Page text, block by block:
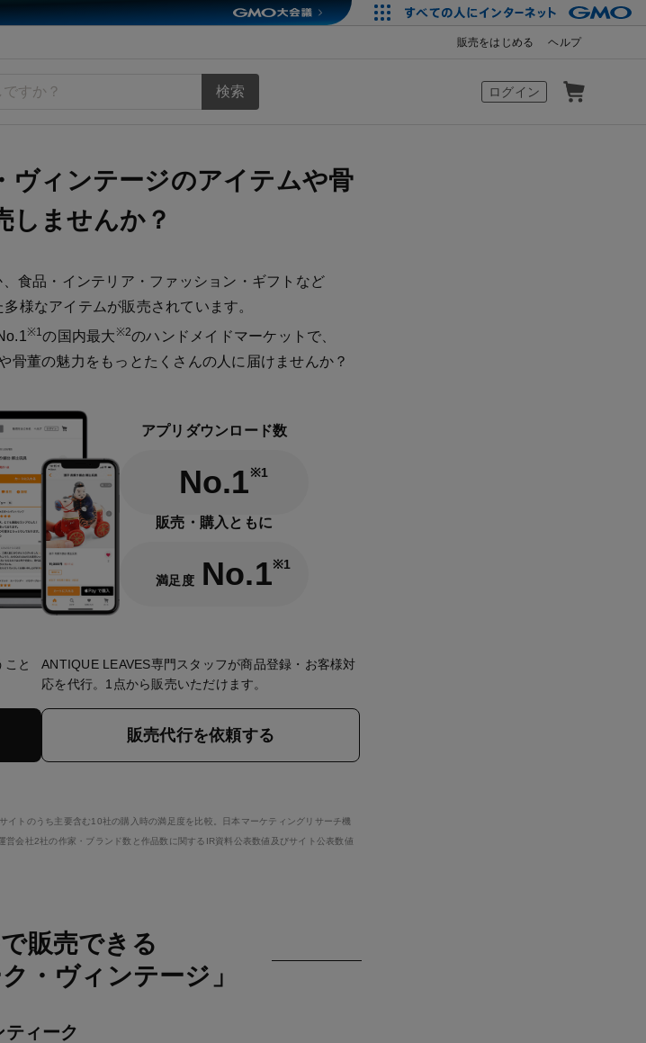
販売をはじめる ヘルプ
ログイン
ヴィンテージのアイテムや骨
しませんか？
食品・インテリア・ファッション・ギフトなど
様なアイテムが販売されています。
※1の国内最大※2のハンドメイドマーケットで、
骨董の魅力をもっとたくさんの人に届けませんか？
アプリダウンロード数
No.1※1
販売・購入ともに
満足度 No.1※1
こと
ANTIQUE LEAVES専門スタッフが商品登録・お客様対
応を代行。1点から販売いただけます。
販売代行を依頼する
トのうち主要含む10社の購入時の満足度を比較。日本マーケティングリサーチ機
会社2社の作家・ブランド数と作品数に関するIR資料公表数値及びサイト公表数値
販売できる
・ヴィンテージ」
ティーク